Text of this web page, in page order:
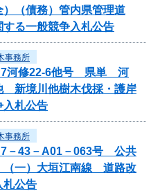
（債務）管内県管理道
る一般競争入札公告
事務所
河修22-6他号 県単 河
新境川他樹木伐採・護岸
入札公告
事務所
－43－A01－063号 公共
（一）大垣江南線 道路改
札公告